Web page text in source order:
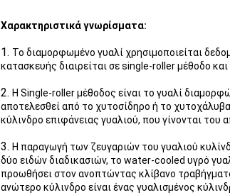
Χαρακτηριστικά γνωρίσματα:
1. Το διαμορφωμένο γυαλί χρησιμοποιείται
κατασκευής διαιρείται σε single-roller μέθοδο
2. Η Single-roller μέθοδος είναι το γυαλί
αποτελεσθεί από το χυτοσίδηρο ή το
κύλινδρο επιφάνειας γυαλιού, που γίνονται
3. Η παραγωγή των ζευγαριών του γυαλιού
δύο ειδών διαδικασιών, το water-cooled υγρό
προωθήσει στον ανοπτώντας κλίβανο
ανώτερο κύλινδρο είναι ένας γυαλισμένος